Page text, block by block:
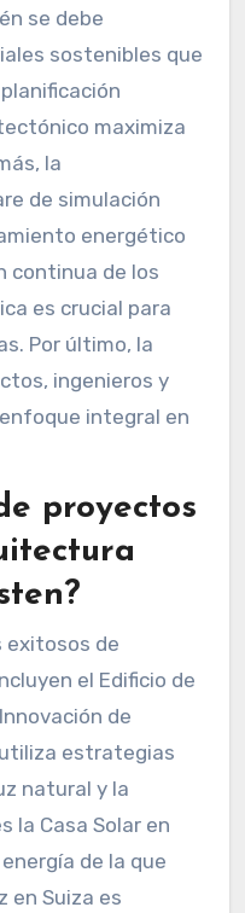
se debe
sostenibles que
maximiza
la
de simulación
energético
continua de los
es crucial para
Por último, la
ingenieros y
integral en
proyectos
exitosos de
el Edificio de
de
estrategias
natural y la
la Casa Solar en
de la que
en Suiza es